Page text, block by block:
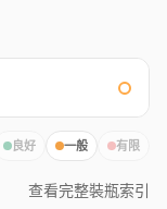
良好 一般 有限
查看完整裝瓶索引